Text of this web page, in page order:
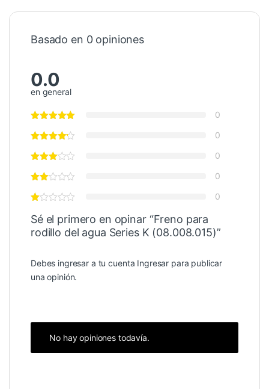
Basado en 0 opiniones
0.0
en general
0
0
0
0
0
Sé el primero en opinar “Freno para
rodillo del agua Series K (08.008.015)”
Debes ingresar a tu cuenta Ingresar para publicar
una opinión.
No hay opiniones todavía.